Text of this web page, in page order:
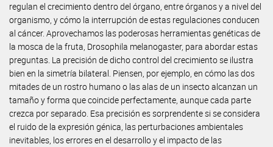
regulan el crecimiento dentro del órgano, entre órganos y a nivel del
organismo, y cómo la interrupción de estas regulaciones conducen
al cáncer. Aprovechamos las poderosas herramientas genéticas de
la mosca de la fruta, Drosophila melanogaster, para abordar estas
preguntas. La precisión de dicho control del crecimiento se ilustra
bien en la simetría bilateral. Piensen, por ejemplo, en cómo las dos
mitades de un rostro humano o las alas de un insecto alcanzan un
tamaño y forma que coincide perfectamente, aunque cada parte
crezca por separado. Esa precisión es sorprendente si se considera
el ruido de la expresión génica, las perturbaciones ambientales
inevitables, los errores en el desarrollo y el impacto de las